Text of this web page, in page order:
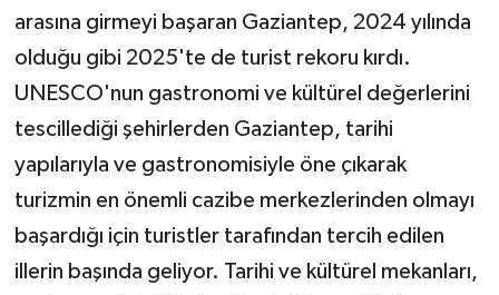
arasına girmeyi başaran Gaziantep, 2024 yılında
olduğu gibi 2025'te de turist rekoru kırdı.
UNESCO'nun gastronomi ve kültürel değerlerini
tescillediği şehirlerden Gaziantep, tarihi
yapılarıyla ve gastronomisiyle öne çıkarak
turizmin en önemli cazibe merkezlerinden olmayı
başardığı için turistler tarafından tercih edilen
illerin başında geliyor. Tarihi ve kültürel mekanları,